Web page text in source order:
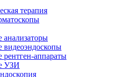
терапия
анализаторы
видеоэндоскопы
рентген-аппараты
УЗИ